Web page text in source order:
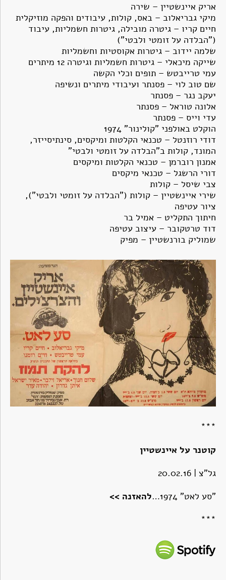
אריק איינשטיין – שירה
מיקי גבריאלוב – באס, קולות, עיבודים והפקה מוזיקלית
חיים קריו – גיטרה מובילה, גיטרות חשמליות, עיבוד
("הבלדה על זומטי ולבטי")
שלמה יידוב – גיטרות אקוסטיות וחשמליות
שייקה מיכאלי – גיטרות חשמליות וגיטרה 12 מיתרים
עמי טרייבטש – תופים וכלי הקשה
שם טוב לוי – פסנתר ועיבודי מיתרים ונשיפה
יעקב נגר – פסנתר
אלונה טוראל – פסנתר
עדי וייס – פסנתר
הוקלט באולפני "קולינור" 1974
דודי רוזנטל – טכנאי הקלטות ומיקסים, סינתיסייזר,
המונד, קולות ב"הבלדה על זומטי ולבטי"
אמנון רוברמן – טכנאי הקלטות ומיקסים
דורי הרשגל – טכנאי מיקסים
צבי שיסל – קולות
שירי איינשטיין – קולות ("הבלדה על זומטי ולבטי"),
ציור עטיפה
חיתוך התקליט – אמיל בר
דוד טרטקובר – עיצוב עטיפה
שמוליק בורנשטיין – מפיק
***
קוטנר על איינשטיין
גל"צ | 20.02.16
"סע לאט" 1974…
להאזנה >>
***